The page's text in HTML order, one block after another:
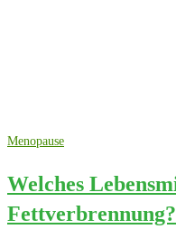
Menopause
Welches